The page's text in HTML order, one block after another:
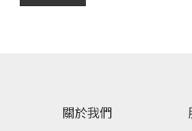
關於我們